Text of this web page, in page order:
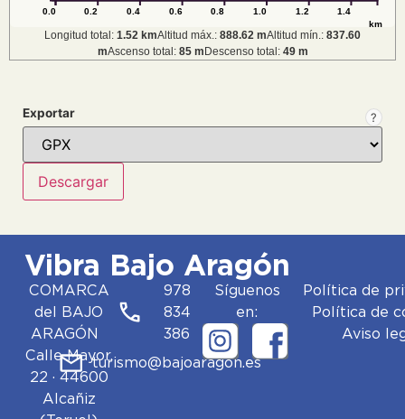
0.0 0.2 0.4 0.6 0.8 1.0 1.2 1.4
km
Longitud total: 1.52 kmAltitud máx.: 888.62 mAltitud mín.: 837.60
mAscenso total: 85 m Descenso total: 49 m
?
Exportar
Vibra Bajo Aragón
COMARCA
del BAJO
ARAGÓN
Calle Mayor,
22 · 44600
Alcañiz
978
834
386
turismo@bajoaragon.es
Síguenos
en:
Política de
Política de
Aviso